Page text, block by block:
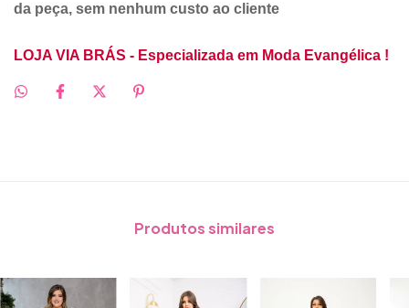
da peça, sem nenhum custo ao cliente
LOJA VIA BRÁS - Especializada em Moda Evangélica !
Produtos similares